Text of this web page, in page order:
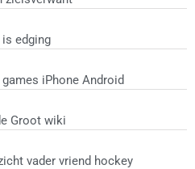
is edging
iPhone Android
Groot wiki
vader vriend hockey